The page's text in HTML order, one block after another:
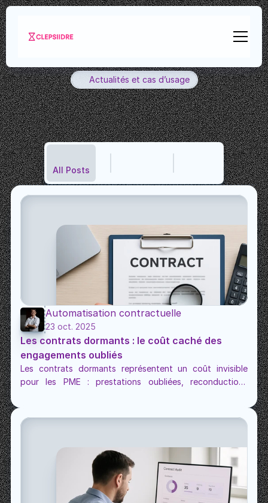
Actualités et cas d’usage
LeblogClepsiidre
Restez informé des derniers déploiements
de
fonctionnalités et des avancées perspicaces de l’IA.
All Posts
Automatisation contractuelle
23 oct. 2025
Les contrats dormants : le coût caché des
engagements oubliés
Les contrats dormants représentent un coût invisible
pour les PME : prestations oubliées, reconductions
engagements.